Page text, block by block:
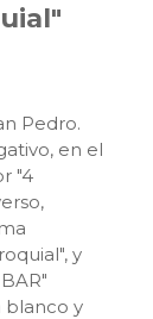
Pedro.
en el
"4
y
blanco y